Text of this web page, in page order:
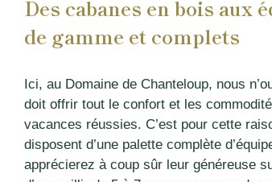
Des cabanes en bois aux
de gamme et complets
Ici, au Domaine de Chanteloup, nous
doit offrir tout le confort et les
vacances réussies. C’est pour cette
disposent d’une palette complète
apprécierez à coup sûr leur généreuse